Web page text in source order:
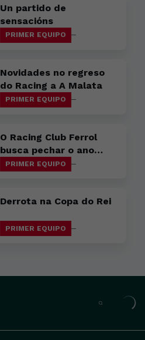
Un partido de
sensacións
PRIMER EQUIPO
Novidades no regreso
do Racing a A Malata
PRIMER EQUIPO
O Racing Club Ferrol
busca pechar o ano
cunha vitoria en Avilés
PRIMER EQUIPO
Derrota na Copa do Rei
PRIMER EQUIPO